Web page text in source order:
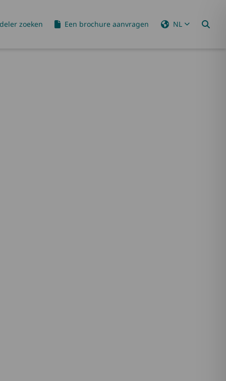
zoeken Een brochure aanvragen NL